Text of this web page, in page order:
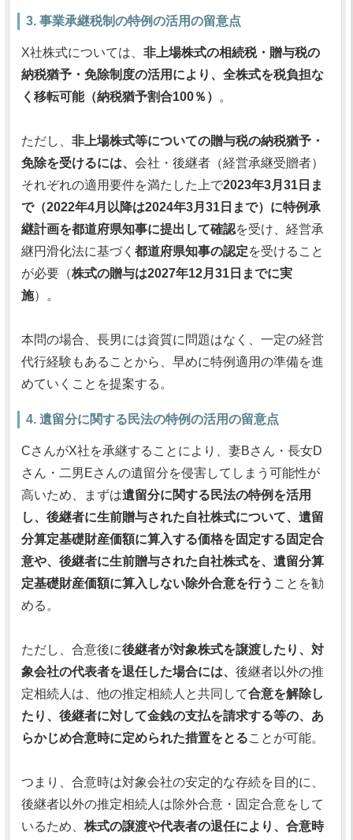
3. 事業承継税制の特例の活用の留意点
X社株式については、 非上場株式の相続税・贈与税の
納税猶予・免除制度の活用により、全株式を税負担な
く移転可能（納税猶予割合100％）
。
ただし、 非上場株式等についての贈与税の納税猶予・
免除を受けるには、 会社・後継者（経営承継受贈者）
それぞれの適用要件を満たした上で2023年3月31日ま
で（2022年4月以降は2024年3月31日まで）に特例承
継計画を都道府県知事に提出して確認を受け、経営承
継円滑化法に基づく 都道府県知事の認定を受けること
が必要（株式の贈与は2027年12月31日までに実
施）。
本問の場合、長男には資質に問題はなく、一定の経営
代行経験もあることから、早めに特例適用の準備を進
めていくことを提案する。
4. 遺留分に関する民法の特例の活用の留意点
CさんがX社を承継することにより、妻Bさん・長女D
さん・二男Eさんの遺留分を侵害してしまう可能性が
高いため、まずは遺留分に関する民法の特例を活用
し、後継者に生前贈与された自社株式について、遺留
分算定基礎財産価額に算入する価格を固定する固定合
意や、後継者に生前贈与された自社株式を、遺留分算
定基礎財産価額に算入しない除外合意を行う ことを勧
める。
ただし、合意後に後継者が対象株式を譲渡したり、対
象会社の代表者を退任した場合には、 後継者以外の推
定相続人は、他の推定相続人と共同して合意を解除し
たり、後継者に対して金銭の支払を請求する等の、あ
らかじめ合意時に定められた措置をとることが可能。
つまり、合意時は対象会社の安定的な存続を目的に、
後継者以外の推定相続人は除外合意・固定合意をして
いるため、 株式の譲渡や代表者の退任により、合意時